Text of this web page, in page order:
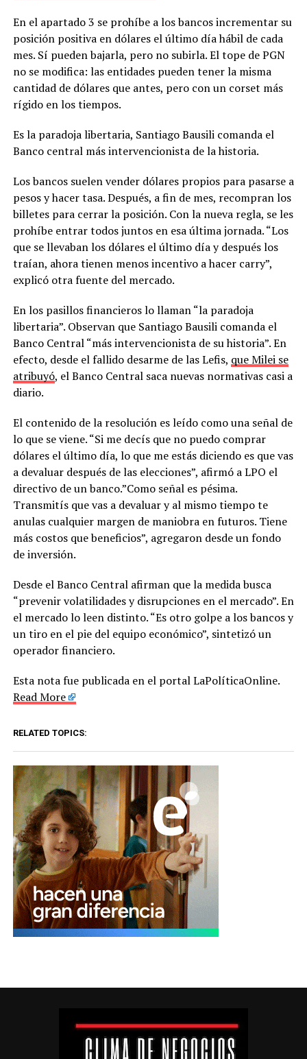
En el apartado 3 se prohíbe a los bancos incrementar su
posición positiva en dólares el último día hábil de cada
mes. Sí pueden bajarla, pero no subirla. El tope de PGN
no se modifica: las entidades pueden tener la misma
cantidad de dólares que antes, pero con un corset más
rígido en los tiempos.
Es la paradoja libertaria, Santiago Bausili comanda el
Banco central más intervencionista de la historia.
Los bancos suelen vender dólares propios para pasarse a
pesos y hacer tasa. Después, a fin de mes, recompran los
billetes para cerrar la posición. Con la nueva regla, se les
prohíbe entrar todos juntos en esa última jornada. “Los
que se llevaban los dólares el último día y después los
traían, ahora tienen menos incentivo a hacer carry”,
explicó otra fuente del mercado.
En los pasillos financieros lo llaman “la paradoja
libertaria”. Observan que Santiago Bausili comanda el
Banco Central “más intervencionista de su historia”. En
efecto, desde el fallido desarme de las Lefis, que Milei se
atribuyó, el Banco Central saca nuevas normativas casi a
diario.
El contenido de la resolución es leído como una señal de
lo que se viene. “Si me decís que no puedo comprar
dólares el último día, lo que me estás diciendo es que vas
a devaluar después de las elecciones”, afirmó a LPO el
directivo de un banco.”Como señal es pésima.
Transmitís que vas a devaluar y al mismo tiempo te
anulas cualquier margen de maniobra en futuros. Tiene
más costos que beneficios”, agregaron desde un fondo
de inversión.
Desde el Banco Central afirman que la medida busca
“prevenir volatilidades y disrupciones en el mercado”. En
el mercado lo leen distinto. “Es otro golpe a los bancos y
un tiro en el pie del equipo económico”, sintetizó un
operador financiero.
Esta nota fue publicada en el portal LaPolíticaOnline.
Read More
RELATED TOPICS: